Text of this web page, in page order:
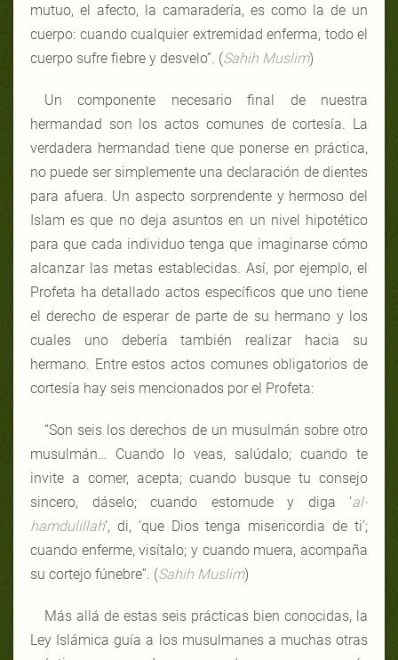
mutuo, el afecto, la camaradería, es como la de un
cuerpo: cuando cualquier extremidad enferma, todo el
cuerpo sufre fiebre y desvelo”. (Sahih Muslim)
Un componente necesario final de nuestra
hermandad son los actos comunes de cortesía. La
verdadera hermandad tiene que ponerse en práctica,
no puede ser simplemente una declaración de dientes
para afuera. Un aspecto sorprendente y hermoso del
Islam es que no deja asuntos en un nivel hipotético
para que cada individuo tenga que imaginarse cómo
alcanzar las metas establecidas. Así, por ejemplo, el
Profeta ha detallado actos específicos que uno tiene
el derecho de esperar de parte de su hermano y los
cuales uno debería también realizar hacia su
hermano. Entre estos actos comunes obligatorios de
cortesía hay seis mencionados por el Profeta:
“Son seis los derechos de un musulmán sobre otro
musulmán… Cuando lo veas, salúdalo; cuando te
invite a comer, acepta; cuando busque tu consejo
sincero, dáselo; cuando estornude y diga ‘al-
hamdulillah’, di, ‘que Dios tenga misericordia de ti’;
cuando enferme, visítalo; y cuando muera, acompaña
su cortejo fúnebre”. (Sahih Muslim)
Más allá de estas seis prácticas bien conocidas, la
Ley Islámica guía a los musulmanes a muchas otras